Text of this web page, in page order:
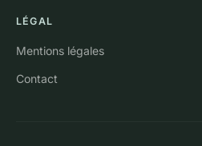
LÉGAL
Mentions légales
Contact